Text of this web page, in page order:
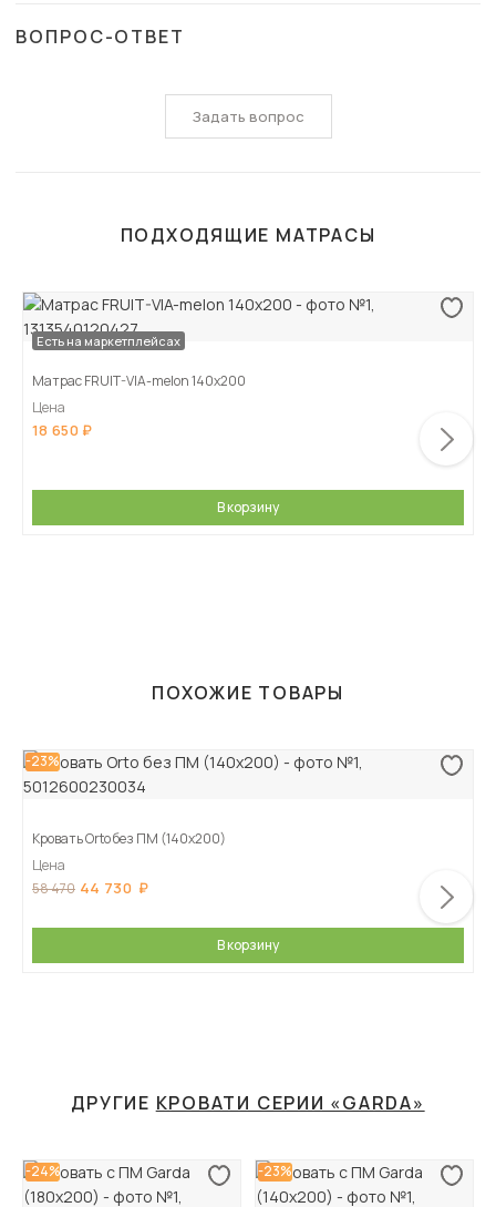
ВОПРОС-ОТВЕТ
Задать вопрос
ПОДХОДЯЩИЕ МАТРАСЫ
Есть на маркетплейсах
Матрас FRUIT-VIA-melon 140х200
Цена
18 650
В корзину
ПОХОЖИЕ ТОВАРЫ
-23%
Кровать Orto без ПМ (140х200)
Цена
58 470 44 730
В корзину
ДРУГИЕ КРОВАТИ СЕРИИ «GARDA»
-24% -23%